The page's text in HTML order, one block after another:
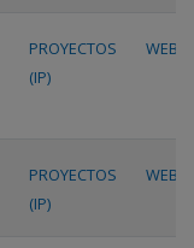
PROYECTOS
(IP)
WEB
PROYECTOS
(IP)
WEB